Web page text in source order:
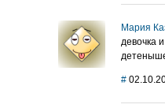
Мария
девочка
#